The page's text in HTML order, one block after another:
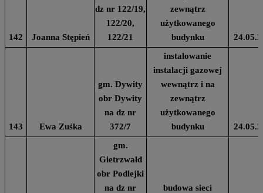
142 Joanna Stępień
dz nr 122/19,
122/20,
122/21
zewnątrz
użytkowanego
budynku
143 Ewa Zuśka
gm. Dywity
obr Dywity
na dz nr
372/7
instalowanie
instalacji gazowej
wewnątrz i na
zewnątrz
użytkowanego
budynku
gm.
Gietrzwałd
obr Podlejki
na dz nr
budowa sieci